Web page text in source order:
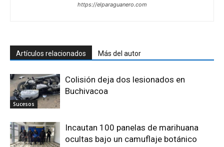
https://elparaguanero.com
Artículos relacionados Más del autor
Sucesos
Colisión deja dos lesionados en
Buchivacoa
Incautan 100 panelas de marihuana
ocultas bajo un camuflaje botánico